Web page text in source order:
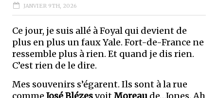
JANVIER 9TH, 2026
Ce jour, je suis allé à Foyal qui devient de
plus en plus un faux Yale. Fort-de-France ne
ressemble plus à rien. Et quand je dis rien.
C’est rien de le dire.
Mes souvenirs s’égarent. Ils sont à la rue